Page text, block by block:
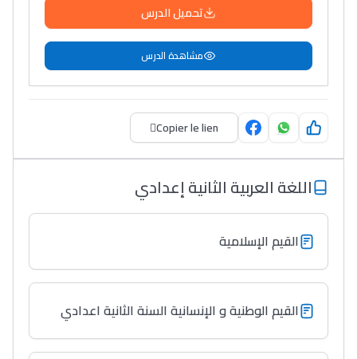
تحميل الدرس
مشاهدة الدرس
Copier le lien
اللغة العربية الثانية إعدادي
القيم الإسلامية
القيم الوطنية و الإنسانية السنة الثانية اعدادي